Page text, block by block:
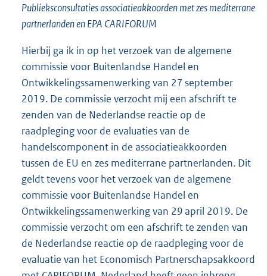
Publieksconsultaties associatieakkoorden met zes mediterrane
partnerlanden en EPA CARIFORUM
Hierbij ga ik in op het verzoek van de algemene
commissie voor Buitenlandse Handel en
Ontwikkelingssamenwerking van 27 september
2019. De commissie verzocht mij een afschrift te
zenden van de Nederlandse reactie op de
raadpleging voor de evaluaties van de
handelscomponent in de associatieakkoorden
tussen de EU en zes mediterrane partnerlanden. Dit
geldt tevens voor het verzoek van de algemene
commissie voor Buitenlandse Handel en
Ontwikkelingssamenwerking van 29 april 2019. De
commissie verzocht om een afschrift te zenden van
de Nederlandse reactie op de raadpleging voor de
evaluatie van het Economisch Partnerschapsakkoord